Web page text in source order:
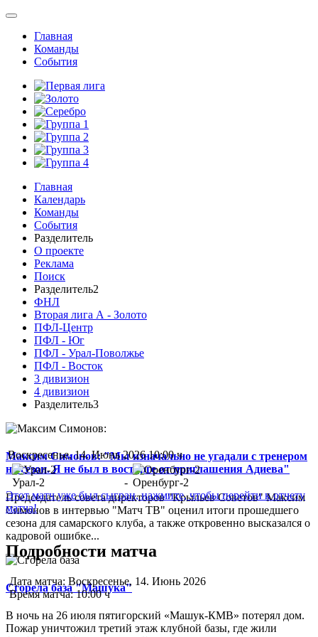
Главная
Команды
События
Главная
Календарь
Команды
События
Разделитель
О проекте
Реклама
Поиск
Разделитель2
ФНЛ
Вторая лига А - Золото
ПФЛ-Центр
ПФЛ - Юг
ПФЛ - Урал-Поволжье
ПФЛ - Восток
3 дивизион
4 дивизион
Разделитель3
Максим Симонов: "Мы изначально не угадали с тренером
на сезон. Я не был в восторге от приглашения Адиева"
Председатель совета директоров "Крыльев Советов" Максим
Симонов в интервью "Матч ТВ" оценил итоги прошедшего
сезона для самарского клуба, а также откровенно высказался о
кадровой ошибке...
Сгорела база "Машука"
В ночь на 26 июля пятигорский «Машук-КМВ» потерял дом.
Пожар уничтожил третий этаж клубной базы, где жили
Воскресенье, 14. Июнь 2026 10:00 ч
Урал-2 - Оренбург-2
Этот матч уже был сыгран, нажмите, чтобы перейти к отчету
матча!
Подробности матча
Дата матча: Воскресенье, 14. Июнь 2026
Время матча: 10:00 ч